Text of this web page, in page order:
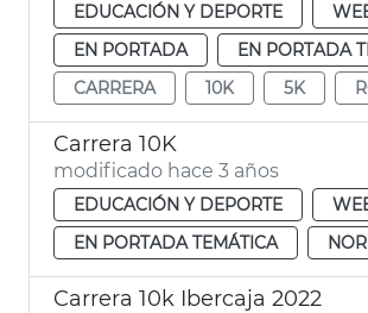
EDUCACIÓN Y DEPORTE
EN PORTADA
EN PORTADA
CARRERA
10K 5K
Carrera 10K
modificado hace 3 años
EDUCACIÓN Y DEPORTE
EN PORTADA TEMÁTICA
Carrera 10k Ibercaja 2022